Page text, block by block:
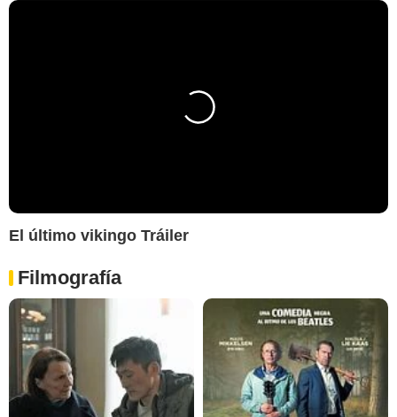
El último vikingo Tráiler
Filmografía